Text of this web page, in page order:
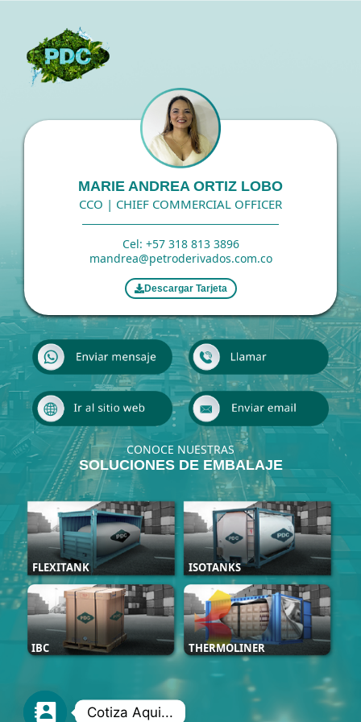
contenido
MARIE ANDREA ORTIZ LOBO
CCO | CHIEF COMMERCIAL OFFICER
Cel: +57 318 813 3896
mandrea@petroderivados.com.co
Descargar Tarjeta
CONOCE NUESTRAS
SOLUCIONES DE EMBALAJE
FLEXITANK ISOTANKS
IBC THERMOLINER
Cotiza Aqui...